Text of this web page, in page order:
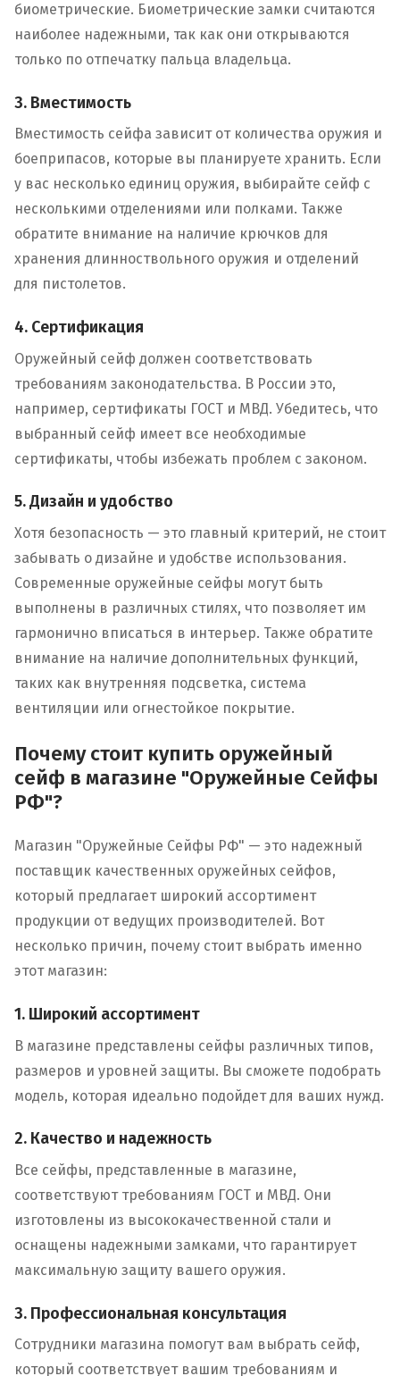
биометрические. Биометрические замки считаются
наиболее надежными, так как они открываются
только по отпечатку пальца владельца.
3. Вместимость
Вместимость сейфа зависит от количества оружия и
боеприпасов, которые вы планируете хранить. Если
у вас несколько единиц оружия, выбирайте сейф с
несколькими отделениями или полками. Также
обратите внимание на наличие крючков для
хранения длинноствольного оружия и отделений
для пистолетов.
4. Сертификация
Оружейный сейф должен соответствовать
требованиям законодательства. В России это,
например, сертификаты ГОСТ и МВД. Убедитесь, что
выбранный сейф имеет все необходимые
сертификаты, чтобы избежать проблем с законом.
5. Дизайн и удобство
Хотя безопасность — это главный критерий, не стоит
забывать о дизайне и удобстве использования.
Современные оружейные сейфы могут быть
выполнены в различных стилях, что позволяет им
гармонично вписаться в интерьер. Также обратите
внимание на наличие дополнительных функций,
таких как внутренняя подсветка, система
вентиляции или огнестойкое покрытие.
Почему стоит купить оружейный
сейф в магазине "Оружейные Сейфы
РФ"?
Магазин "Оружейные Сейфы РФ" — это надежный
поставщик качественных оружейных сейфов,
который предлагает широкий ассортимент
продукции от ведущих производителей. Вот
несколько причин, почему стоит выбрать именно
этот магазин:
1. Широкий ассортимент
В магазине представлены сейфы различных типов,
размеров и уровней защиты. Вы сможете подобрать
модель, которая идеально подойдет для ваших нужд.
2. Качество и надежность
Все сейфы, представленные в магазине,
соответствуют требованиям ГОСТ и МВД. Они
изготовлены из высококачественной стали и
оснащены надежными замками, что гарантирует
максимальную защиту вашего оружия.
3. Профессиональная консультация
Сотрудники магазина помогут вам выбрать сейф,
который соответствует вашим требованиям и